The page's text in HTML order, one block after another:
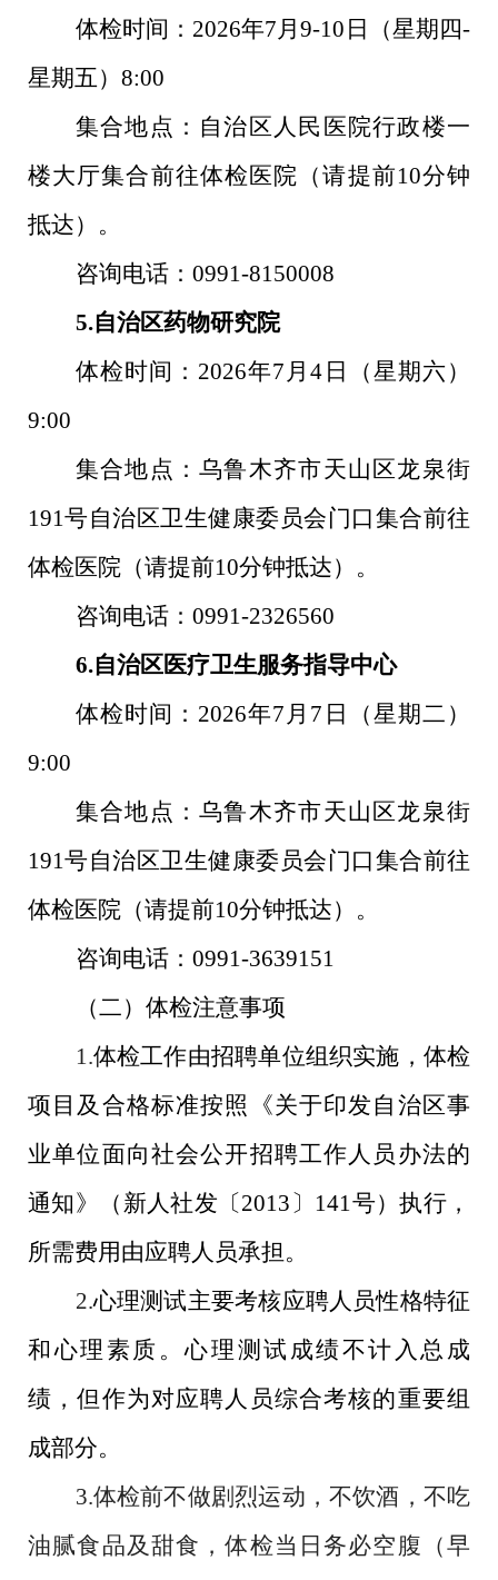
体检时间： 2026年7月9-10 日（星期四-
星期五） 8:00
集合地点：自治区人民医院行政楼一
楼大厅集合前往体检医院（请提前10分钟
抵达）。
咨询电话： 0991-8150008
5.自治区药物研究院
体检时间： 2026年7 月4 日（星期六）
9:00
集合地点：乌鲁木齐市天山区龙泉街
191号自治区卫生健康委员会门口集合前往
体检医院（请提前10分钟抵达）。
咨询电话： 0991-2326560
6.自治区医疗卫生服务指导中心
体检时间： 2026年7 月 7 日（星期二）
9:00
集合地点：乌鲁木齐市天山区龙泉街
191号自治区卫生健康委员会门口集合前往
体检医院（请提前10分钟抵达）。
咨询电话： 0991-3639151
（二）体检注意事项
1.体检工作由招聘单位组织实施，体检
项目及合格标准按照《关于印发自治区事
业单位面向社会公开招聘工作人员办法的
通知》（新人社发〔2013 〕 141号）执行，
所需费用由应聘人员承担。
2.心理测试主要考核应聘人员性格特征
和心理素质。心理测试成绩不计入总成
绩，但作为对应聘人员综合考核的重要组
成部分。
3.体检前不做剧烈运动，不饮酒，不吃
油腻食品及甜食，体检当日务必空腹（早